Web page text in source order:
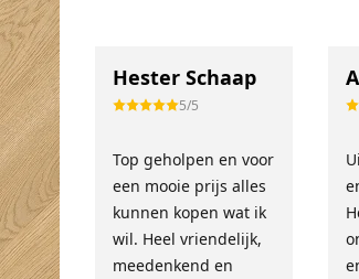
Hester Schaap
5/5
Top geholpen en voor
een mooie prijs alles
kunnen kopen wat ik
wil. Heel vriendelijk,
meedenkend en